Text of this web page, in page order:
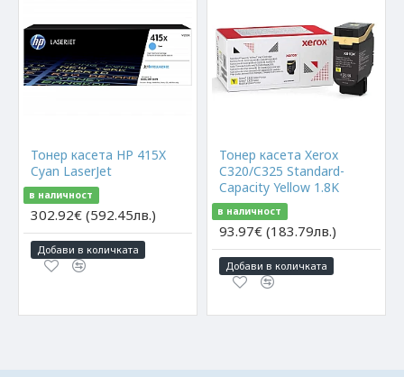
Тонер касета HP 415X
Cyan LaserJet
в наличност
302.92€ (592.45лв.)
Добави в количката
Тонер касета Xerox
C320/C325 Standard-
Capacity Yellow 1.8K
в наличност
93.97€ (183.79лв.)
Добави в количката